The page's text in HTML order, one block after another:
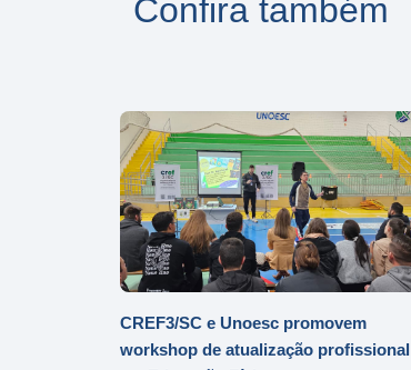
Confira também
CREF3/SC e Unoesc promovem
workshop de atualização profissional